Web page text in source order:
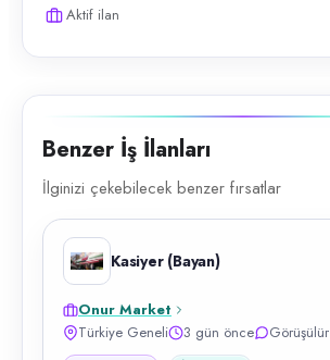
Aktif ilan
Benzer İş İlanları
İlginizi çekebilecek benzer fırsatlar
Kasiyer (Bayan)
Onur Market
Türkiye Geneli
3 gün önce Görüşülür